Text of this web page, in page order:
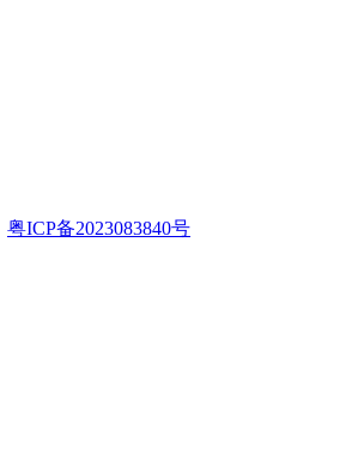
粤ICP备2023083840号